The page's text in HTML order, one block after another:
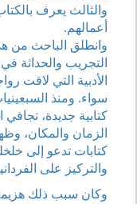
والثالث يعرف
أعمالهم.
وانطلق الباحث من
التجريب والحداثة
الأدبية التي لاقت
سواء. ومنذ
كتابية جديدة، تجافي
الزمان والمكان،
كتابات تدعو إلى
والتركيز على